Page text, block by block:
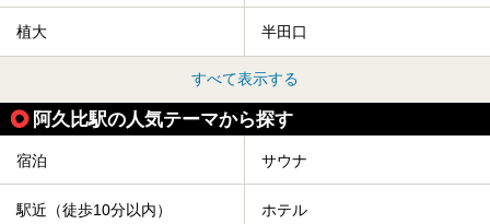
植大 半田口
すべて表示する
阿久比駅の人気テーマから探す
宿泊 サウナ
駅近（徒歩10分以内） ホテル